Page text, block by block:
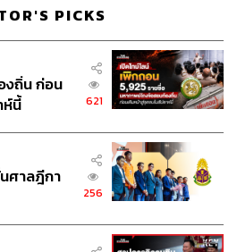
#Nice2Michuhttp
— Erling Haaland
February 24, 2020
PICKS
งถิ่น ก่อน
ห์นี้
621
ศาลฎีกา
256